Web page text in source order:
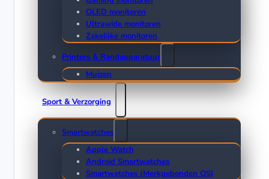
OLED monitoren
Ultrawide monitoren
Zakelijke monitoren
Printers & Randapparatuur
Muizen
Sport & Verzorging
Smartwatches
Apple Watch
Android Smartwatches
Smartwatches (Merkgebonden OS)